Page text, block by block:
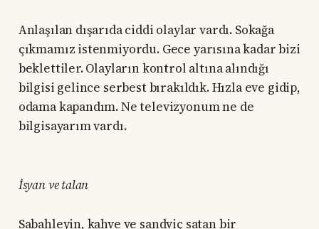
Anlaşılan dışarıda ciddi olaylar vardı. Sokağa
çıkmamız istenmiyordu. Gece yarısına kadar bizi
beklettiler. Olayların kontrol altına alındığı
bilgisi gelince serbest bırakıldık. Hızla eve gidip,
odama kapandım. Ne televizyonum ne de
bilgisayarım vardı.
İsyan ve talan
Sabahleyin, kahve ve sandviç satan bir